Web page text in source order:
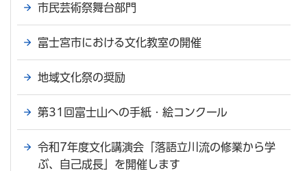
市民芸術祭舞台部門
富士宮市における文化教室の開催
地域文化祭の奨励
第31回富士山への手紙・絵コンクール
令和7年度文化講演会「落語立川流の修業から学
ぶ、自己成長」を開催します